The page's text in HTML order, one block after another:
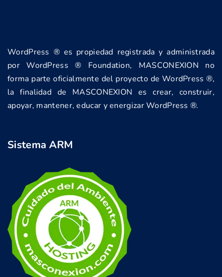
WordPress ® es propiedad registrada y administrada
por WordPress ® Foundation, MASCONEXION no
forma parte oficialmente del proyecto de WordPress ®,
la finalidad de MASCONEXION es crear, construir,
apoyar, mantener, educar y energizar WordPress ®.
Sistema ARM